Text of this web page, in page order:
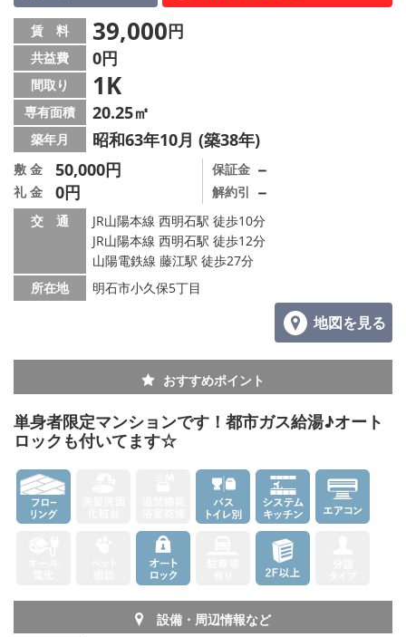
Instagram
店舗情報·アクセス
会社概要
メールでお問い合わせ
賃 料 39,000円
共益費 0円
間取り 1K
専有面積 20.25㎡
築年月 昭和63年10月 (築38年)
敷 金 50,000円
礼 金 0円
保証金 －
解約引 －
交 通
JR山陽本線 西明石駅 徒歩10分
JR山陽本線 西明石駅 徒歩12分
山陽電鉄線 藤江駅 徒歩27分
所在地
明石市小久保5丁目
地図を見る
おすすめポイント
単身者限定マンションです！都市ガス給湯♪オート
ロックも付いてます☆
設備・周辺情報など